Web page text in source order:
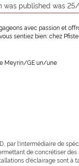
published was 25/
avec passion et
sentiez bien: chez
Meyrin/GE un/une
par l'intermédiaire de
de concrétiser
d'éclairage sont